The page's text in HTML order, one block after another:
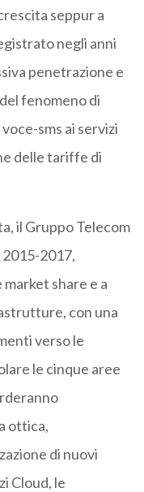
seppur a
negli anni
penetrazione e
fenomeno di
sms ai servizi
delle tariffe di
il Gruppo Telecom
2017,
share e a
con una
verso le
le cinque aree
ottica,
di nuovi
Cloud, le